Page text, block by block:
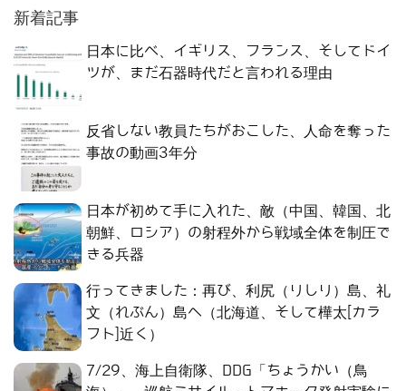
新着記事
日本に比べ、イギリス、フランス、そしてドイ
ツが、まだ石器時代だと言われる理由
反省しない教員たちがおこした、人命を奪った
事故の動画3年分
日本が初めて手に入れた、敵（中国、韓国、北
朝鮮、ロシア）の射程外から戦域全体を制圧で
きる兵器
行ってきました：再び、利尻（りしり）島、礼
文（れぶん）島へ（北海道、そして樺太[カラ
フト]近く）
7/29、海上自衛隊、DDG「ちょうかい（鳥